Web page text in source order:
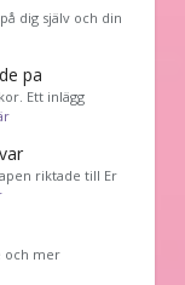
dig själv och din
pa
Ett inlägg
riktade till Er
och mer